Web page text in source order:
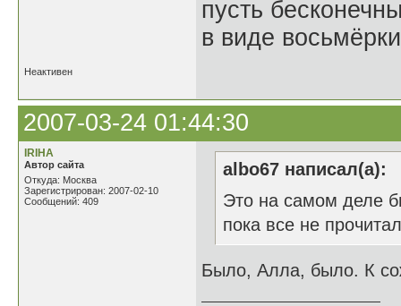
пусть
в виде восьмёрки
Неактивен
2007-03-24 01:44:30
IRIHA
Автор сайта
Откуда: Москва
Зарегистрирован: 2007-02-10
Сообщений: 409
albo67 написал(а):
Это на самом деле
пока все не
Было, Алла, было. К